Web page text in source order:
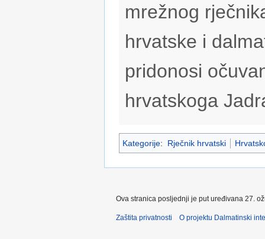
mrežnog
hrvatske i
pridonosi
hrvatskoga
Kategorije: Rječnik hrvatski
Ova stranica posljednji je put uređivana 27.
Zaštita privatnosti O projektu Dalmatinski